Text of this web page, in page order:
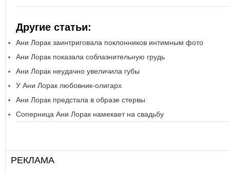
Другие статьи:
Ани Лорак заинтриговала поклонников интимным фото
Ани Лорак показала соблазнительную грудь
Ани Лорак неудачно увеличила губы
У Ани Лорак любовник-олигарх
Ани Лорак предстала в образе стервы
Соперница Ани Лорак намекает на свадьбу
РЕКЛАМА